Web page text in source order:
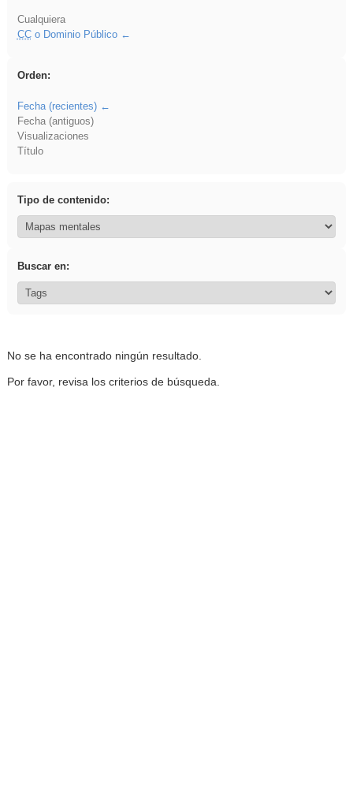
Cualquiera
CCo Dominio Público
Orden:
Fecha (recientes)
Fecha (antiguos)
Visualizaciones
Título
Tipo de contenido:
Buscar en:
No se ha encontrado ningún resultado.
Por favor, revisa los criterios de búsqueda.